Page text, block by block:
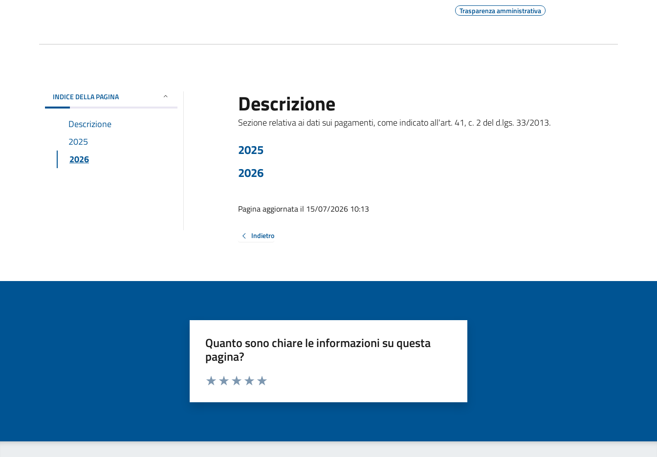
Trasparenza amministrativa
INDICE DELLA PAGINA
Descrizione
2025
2026
Descrizione
Sezione relativa ai dati sui pagamenti, come indicato all'art. 41, c. 2 del d.lgs. 33/2013.
2025
2026
Pagina aggiornata il 15/07/2026 10:13
Indietro
Quanto sono chiare le informazioni su questa
pagina?
Valuta da 1 a 5 stelle la pagina